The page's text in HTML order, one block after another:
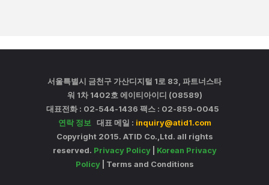
서울특별시 금천구 가산디지털 1로 83, 파트너스타
워 1차 1402호 에이티아이디 (08589)
대표전화 : 02-544-1436 팩스 : 02-859-0045
연락 정보 대표 메일 : inquiry@atid1.com
Copyright 2015. ATID Co.,Ltd. all rights
reserved. Privacy Policy| Korean Privacy
Policy| Terms and Conditions